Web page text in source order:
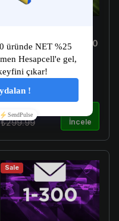
[Türkiye E-Postalı] 1-300
Skin Arası Random
Hesap - Valorant
Random Hesap
₺179.99
₺299.99
İncele
Sale